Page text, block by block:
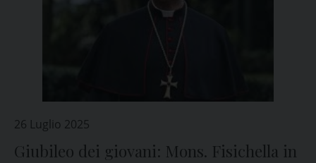
26 Luglio 2025
Giubileo dei giovani: Mons. Fisichella in